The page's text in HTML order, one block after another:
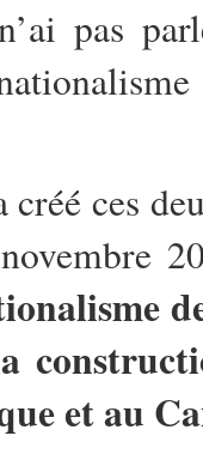
pas
ces
et au